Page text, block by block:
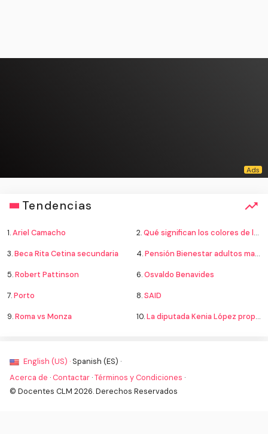
Tendencias
1.Ariel Camacho 2.Qué significan los colores de la bandera
3.Beca Rita Cetina secundaria 4.Pensión Bienestar adultos mayores
5.Robert Pattinson 6.Osvaldo Benavides
7.Porto 8.SAID
9.Roma vs Monza 10.La diputada Kenia López propone cambiar el nombre del país a México
English (US) · Spanish (ES) ·
Acerca de · Contactar ·Términos y Condiciones ·
© Docentes CLM 2026. Derechos Reservados